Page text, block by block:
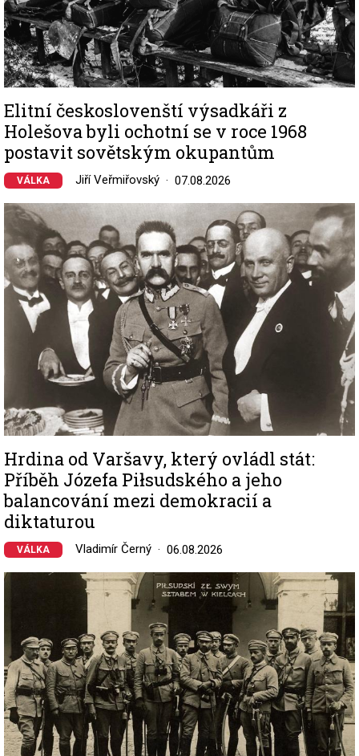
Elitní českoslovenští výsadkáři z
Holešova byli ochotní se v roce 1968
postavit sovětským okupantům
VÁLKA Jiří Veřmiřovský 07.08.2026
Image
Hrdina od Varšavy, který ovládl stát:
Příběh Józefa Piłsudského a jeho
balancování mezi demokracií a
diktaturou
VÁLKA Vladimír Černý 06.08.2026
Image